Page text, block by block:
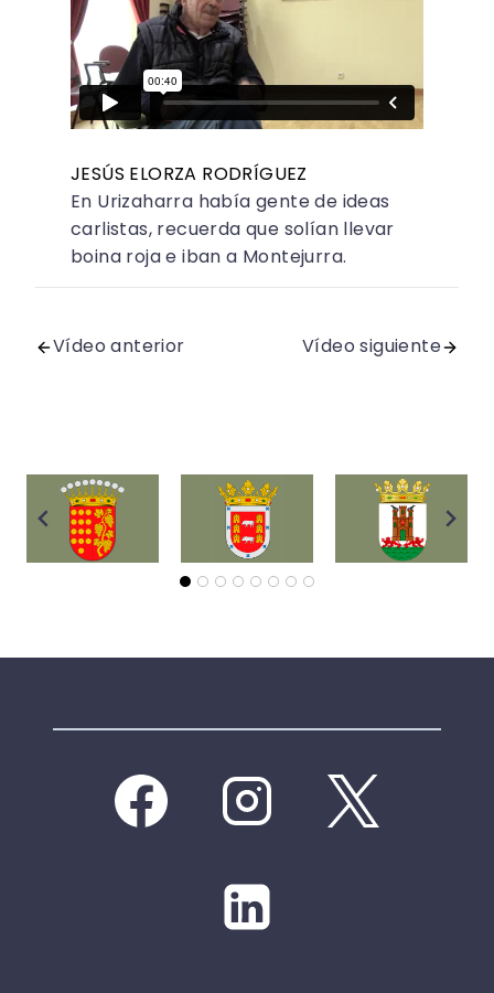
JESÚS ELORZA RODRÍGUEZ
En Urizaharra había gente de ideas
carlistas, recuerda que solían llevar
boina roja e iban a Montejurra.
Vídeo anterior Vídeo siguiente